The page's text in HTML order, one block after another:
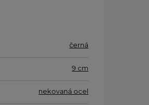
černá
9 cm
nekovaná ocel